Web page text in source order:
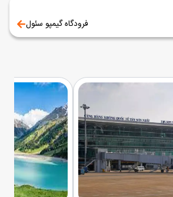
فرودگاه گیمپو سئول